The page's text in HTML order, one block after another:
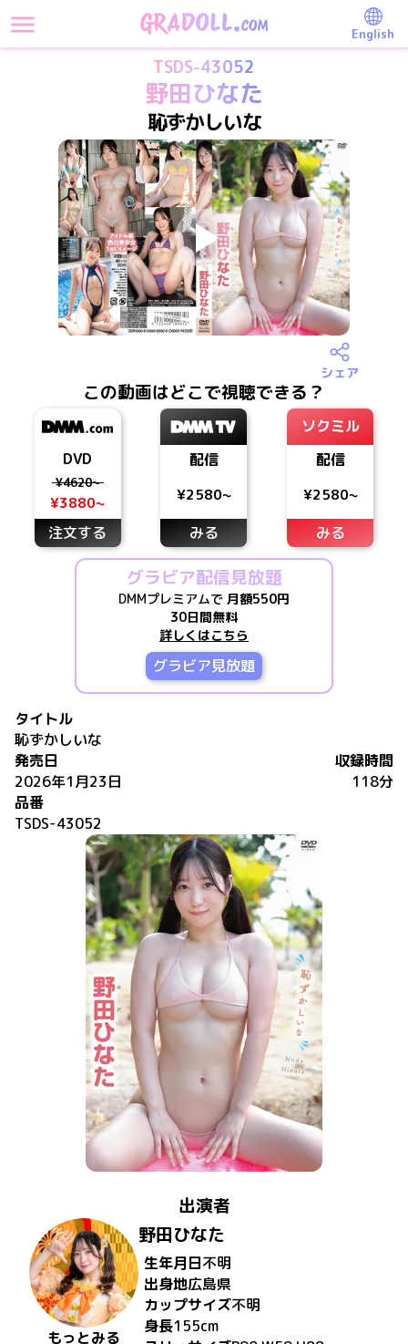
English
TSDS-43052
野田ひなた
恥ずかしいな
シェア
この動画はどこで視聴できる？
DVD
¥4620~
¥3880~
注文する
配信
¥2580~
みる
ソクミル
配信
¥2580~
みる
グラビア配信見放題
DMMプレミアムで 月額550円
30日間無料
詳しくはこちら
グラビア見放題
タイトル
恥ずかしいな
発売日
2026年1月23日
収録時間
118分
品番
TSDS-43052
出演者
もっとみる
野田ひなた
生年月日不明
出身地広島県
カップサイズ不明
身長155cm